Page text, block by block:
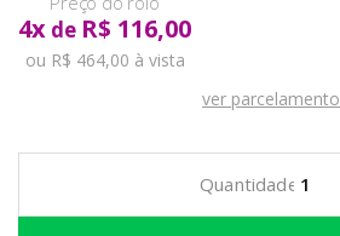
4x de R$ 116,00
ou R$ 464,00 à vista
ver parcelamento